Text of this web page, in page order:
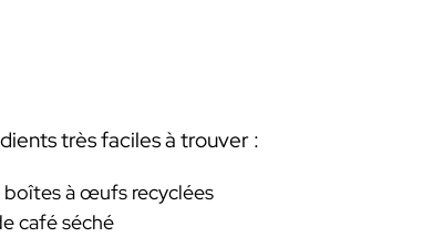
très faciles à trouver :
à œufs recyclées
café séché